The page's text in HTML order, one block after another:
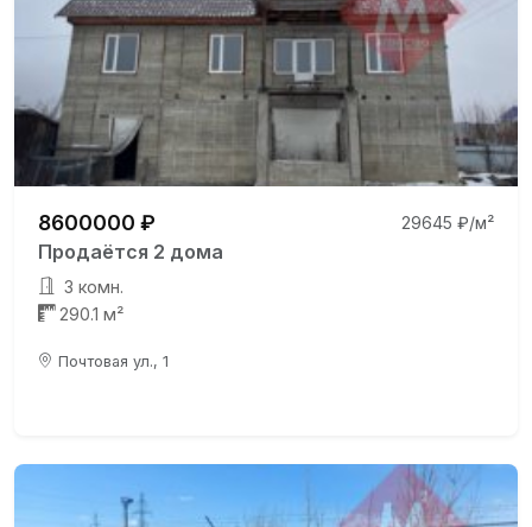
8600000 ₽ 29645 ₽/м²
Продаётся 2 дома
3 комн.
290.1 м²
Почтовая ул., 1